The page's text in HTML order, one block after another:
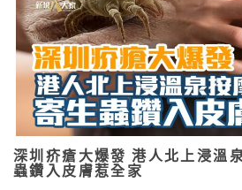
深圳疥瘡大爆發 港人北上浸溫
蟲鑽入皮膚惹全家